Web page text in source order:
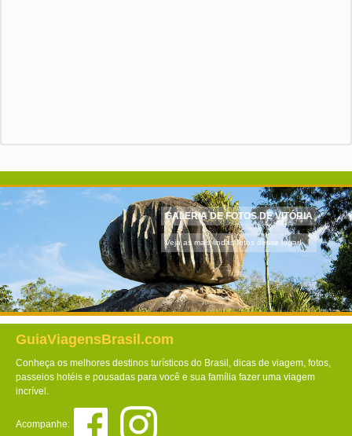
GALERIA DE FOTOS DE VITÓRIA
Veja as mais lindas fotos desse lugar!
GuiaViagensBrasil.com
Conheça os melhores destinos turísticos do Brasil, dicas de viagem, fotos,
passeios hotéis e pousadas para você e sua família fazer uma viagem
incrível.
Acompanhe: